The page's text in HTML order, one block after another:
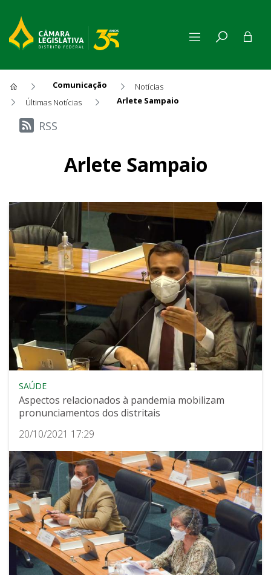
Comunicação
Notícias
Últimas Notícias
Arlete Sampaio
Últimas Notícias
RSS
Arlete Sampaio
SAÚDE
Aspectos relacionados à pandemia mobilizam
pronunciamentos dos distritais
20/10/2021 17:29